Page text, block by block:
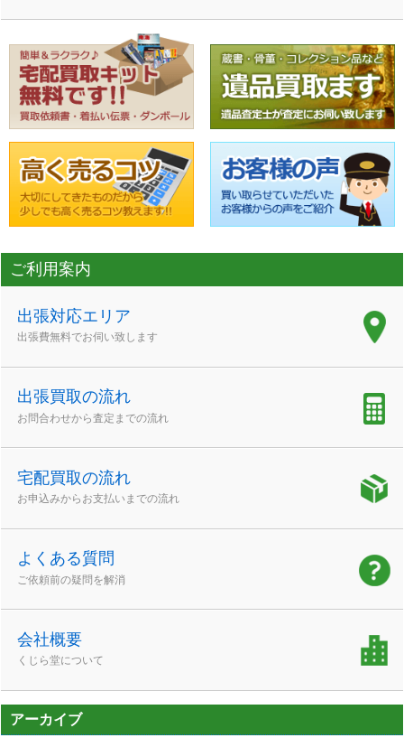
ご利用案内
出張対応エリア
出張費無料でお伺い致します
出張買取の流れ
お問合わせから査定までの流れ
宅配買取の流れ
お申込みからお支払いまでの流れ
よくある質問
ご依頼前の疑問を解消
会社概要
くじら堂について
アーカイブ